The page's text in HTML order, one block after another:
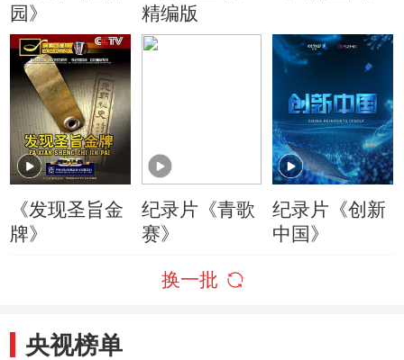
园》
精编版
《发现圣旨金
牌》
纪录片《青歌
赛》
纪录片《创新
中国》
换一批
央视榜单